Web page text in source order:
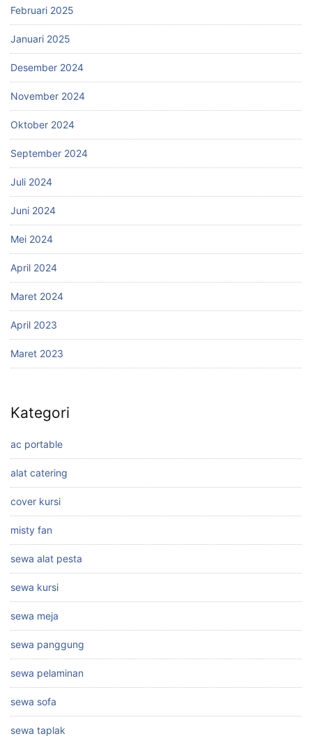
Februari 2025
Januari 2025
Desember 2024
November 2024
Oktober 2024
September 2024
Juli 2024
Juni 2024
Mei 2024
April 2024
Maret 2024
April 2023
Maret 2023
Kategori
ac portable
alat catering
cover kursi
misty fan
sewa alat pesta
sewa kursi
sewa meja
sewa panggung
sewa pelaminan
sewa sofa
sewa taplak